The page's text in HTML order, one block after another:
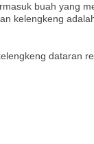
buah yang
kelengkeng
dataran